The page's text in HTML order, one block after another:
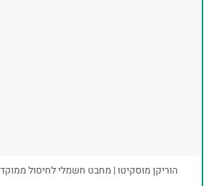
הוריקן מוסקיטו | מחבט חשמלי לחיסול